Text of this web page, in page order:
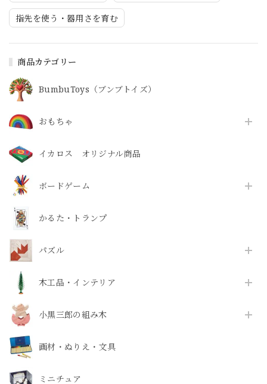
指先を使う・器用さを育む
商品カテゴリー
BumbuToys（ブンブトイズ）
おもちゃ
イカロス オリジナル商品
ボードゲーム
かるた・トランプ
パズル
木工品・インテリア
小黒三郎の組み木
画材・ぬりえ・文具
ミニチュア